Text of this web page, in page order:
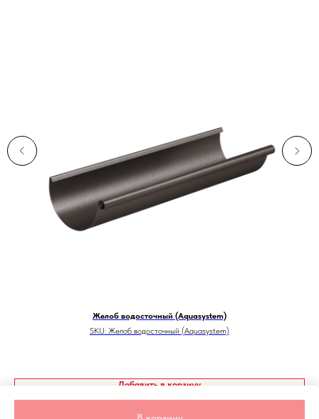
Желоб водосточный (Aquasystem)
SKU: Желоб водосточный (Aquasystem)
Добавить в корзину